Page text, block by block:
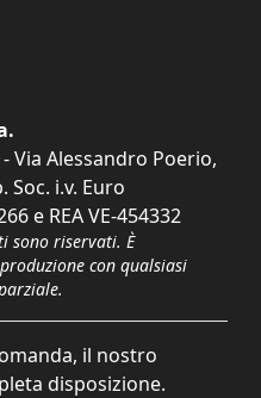
Via Alessandro Poerio,
Soc. i.v. Euro
e REA VE-454332
sono riservati. È
con qualsiasi
il nostro
disposizione.